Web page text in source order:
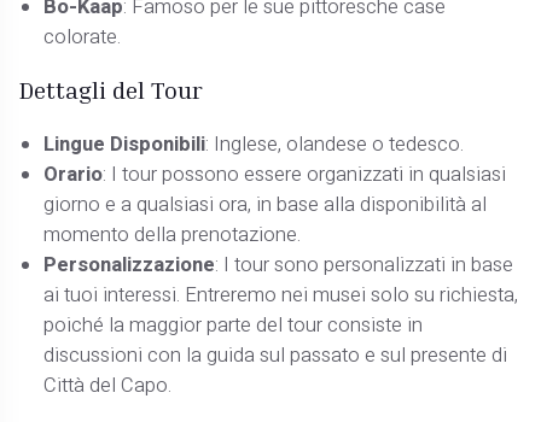
Bo-Kaap: Famoso per le sue pittoresche case
colorate.
Dettagli del Tour
Lingue Disponibili: Inglese, olandese o tedesco.
Orario: I tour possono essere organizzati in qualsiasi
giorno e a qualsiasi ora, in base alla disponibilità al
momento della prenotazione.
Personalizzazione: I tour sono personalizzati in base
ai tuoi interessi. Entreremo nei musei solo su richiesta,
poiché la maggior parte del tour consiste in
discussioni con la guida sul passato e sul presente di
Città del Capo.